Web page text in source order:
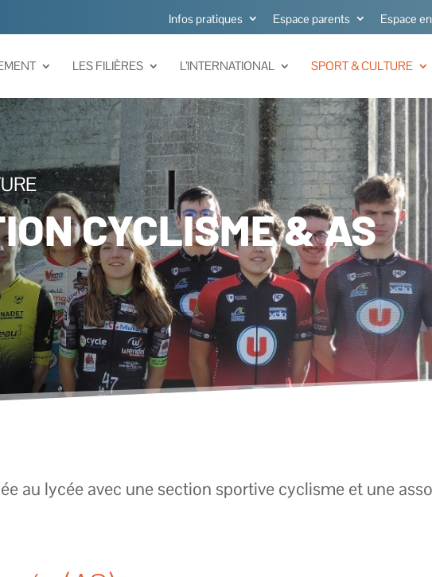
Infos pratiques Espace parents Espace
LES FILIÈRES L’INTERNATIONAL SPORT & CULTURE
CYCLISME & AS
au lycée avec une section sportive cyclisme et une